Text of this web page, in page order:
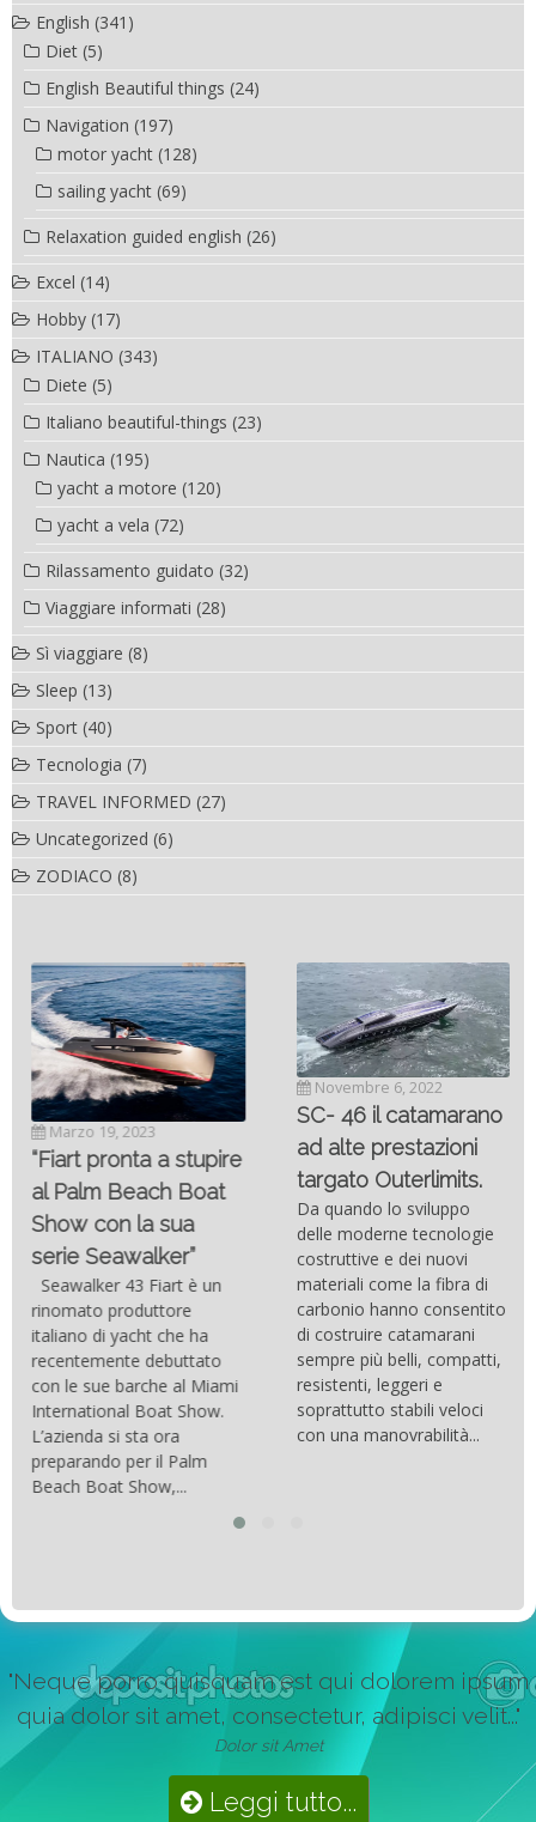
English (341)
Diet (5)
English Beautiful things (24)
Navigation (197)
motor yacht (128)
sailing yacht (69)
Relaxation guided english (26)
Excel (14)
Hobby (17)
ITALIANO (343)
Diete (5)
Italiano beautiful-things (23)
Nautica (195)
yacht a motore (120)
yacht a vela (72)
Rilassamento guidato (32)
Viaggiare informati (28)
Sì viaggiare (8)
Sleep (13)
Sport (40)
Tecnologia (7)
TRAVEL INFORMED (27)
Uncategorized (6)
ZODIACO (8)
Marzo 19, 2023
“Fiart pronta a stupire
al Palm Beach Boat
Show con la sua
serie Seawalker”
Seawalker 43 Fiart è un
rinomato produttore
italiano di yacht che ha
recentemente debuttato
con le sue barche al Miami
International Boat Show.
L’azienda si sta ora
preparando per il Palm
Beach Boat Show,...
Novembre 6, 2022
SC- 46 il catamarano
ad alte prestazioni
targato Outerlimits.
Da quando lo sviluppo
delle moderne tecnologie
costruttive e dei nuovi
materiali come la fibra di
carbonio hanno consentito
di costruire catamarani
sempre più belli, compatti,
resistenti, leggeri e
soprattutto stabili veloci
con una manovrabilità...
"Neque porro quisquam est qui dolorem ipsum
quia dolor sit amet, consectetur, adipisci velit..."
Dolor sit Amet
Leggi tutto...